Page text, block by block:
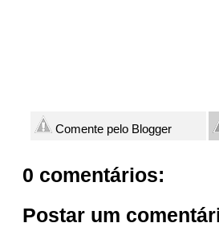
Comente pelo Blogger
0 comentários:
Postar um